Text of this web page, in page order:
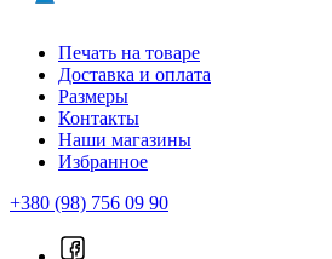
Печать на товаре
Доставка и оплата
Размеры
Контакты
Наши магазины
Избранное
+380 (98) 756 09 90